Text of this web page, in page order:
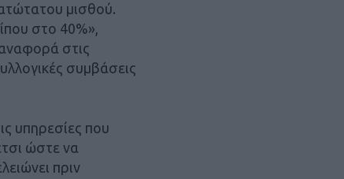
μισθού.
στο 40%»,
στις
συμβάσεις
υπηρεσίες που
ώστε να
πριν